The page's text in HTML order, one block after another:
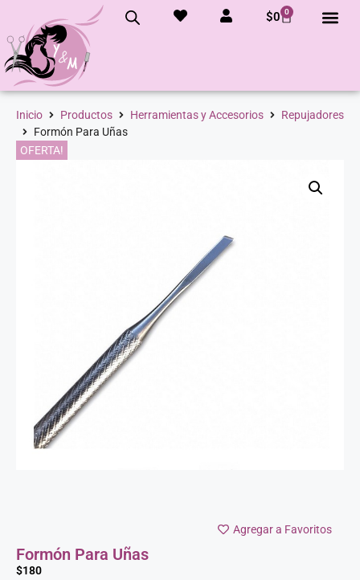
$0 0
Inicio Productos Herramientas y Accesorios
Repujadores
Formón Para Uñas
OFERTA!
Agregar a Favoritos
Formón Para Uñas
$180